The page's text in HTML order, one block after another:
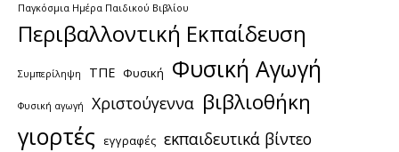
Παγκόσμια Ημέρα Παιδικού Βιβλίου
Περιβαλλοντική Εκπαίδευση
Συμπερίληψη ΤΠΕ Φυσική Φυσική Αγωγή
Φυσική αγωγή Χριστούγεννα βιβλιοθήκη
γιορτές εγγραφές εκπαιδευτικά βίντεο